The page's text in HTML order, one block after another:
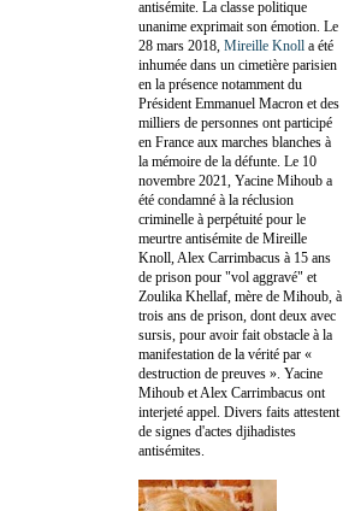
antisémite. La classe politique
unanime exprimait son émotion. Le
28 mars 2018, Mireille Knoll a été
inhumée dans un cimetière parisien
en la présence notamment du
Président Emmanuel Macron et des
milliers de personnes ont participé
en France aux marches blanches à
la mémoire de la défunte. Le 10
novembre 2021, Yacine Mihoub a
été condamné à la réclusion
criminelle à perpétuité pour le
meurtre antisémite de Mireille
Knoll, Alex Carrimbacus à 15 ans
de prison pour "vol aggravé" et
Zoulika Khellaf, mère de Mihoub, à
trois ans de prison, dont deux avec
sursis, pour avoir fait obstacle à la
manifestation de la vérité par «
destruction de preuves ». Yacine
Mihoub et Alex Carrimbacus ont
interjeté appel. Divers faits attestent
de signes d'actes djihadistes
antisémites.